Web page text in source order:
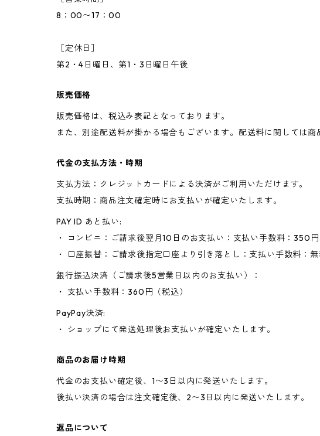
8：00〜17：00
［定休日］
第2・4日曜日、第1・3日曜日午後
販売価格
販売価格は、税込み表記となっております。
また、別途配送料が掛かる場合もございます。配送料に関しては商
代金の支払方法・時期
支払方法：クレジットカードによる決済がご利用いただけます。
支払時期：商品注文確定時にお支払いが確定いたします。
PAY ID あと払い:
・ コンビニ：ご請求後翌月10日のお支払い：支払い手数料：350円
・ 口座振替：ご請求後指定口座より引き落とし：支払い手数料：
銀行振込決済（ご請求後5営業日以内のお支払い）：
・ 支払い手数料：360円（税込）
PayPay決済:
・ ショップにて発送処理後お支払いが確定いたします。
商品のお届け時期
代金のお支払い確定後、1〜3日以内に発送いたします。
後払い決済の場合は注文確定後、2〜3日以内に発送いたします。
返品について